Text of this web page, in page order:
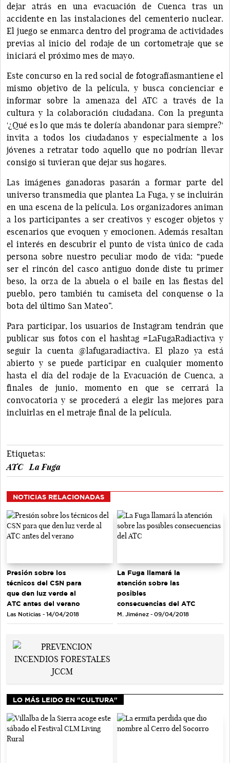
dejar atrás en una evacuación de Cuenca tras un
accidente en las instalaciones del cementerio nuclear.
El juego se enmarca dentro del programa de actividades
previas al inicio del rodaje de un cortometraje que se
iniciará el próximo mes de mayo.
Este concurso en la red social de fotografíasmantiene el
mismo objetivo de la película, y busca concienciar e
informar sobre la amenaza del ATC a través de la
cultura y la colaboración ciudadana. Con la pregunta
'¿Qué es lo que más te dolería abandonar para siempre?'
invita a todos los ciudadanos y especialmente a los
jóvenes a retratar todo aquello que no podrían llevar
consigo si tuvieran que dejar sus hogares.
Las imágenes ganadoras pasarán a formar parte del
universo transmedia que plantea La Fuga, y se incluirán
en una escena de la película. Los organizadores animan
a los participantes a ser creativos y escoger objetos y
escenarios que evoquen y emocionen. Además resaltan
el interés en descubrir el punto de vista único de cada
persona sobre nuestro peculiar modo de vida: “puede
ser el rincón del casco antiguo donde diste tu primer
beso, la orza de la abuela o el baile en las fiestas del
pueblo, pero también tu camiseta del conquense o la
bota del último San Mateo”.
Para participar, los usuarios de Instagram tendrán que
publicar sus fotos con el hashtag #LaFugaRadiactiva y
seguir la cuenta @lafugaradiactiva. El plazo ya está
abierto y se puede participar en cualquier momento
hasta el día del rodaje de la Evacuación de Cuenca, a
finales de junio, momento en que se cerrará la
convocatoria y se procederá a elegir las mejores para
incluirlas en el metraje final de la película.
Etiquetas:
ATC
La Fuga
NOTICIAS RELACIONADAS
Presión sobre los
técnicos del CSN para
que den luz verde al
ATC antes del verano
Las Noticias - 14/04/2018
La Fuga llamará la
atención sobre las
posibles
consecuencias del ATC
M. Jiménez - 09/04/2018
LO MÁS LEIDO EN "CULTURA"